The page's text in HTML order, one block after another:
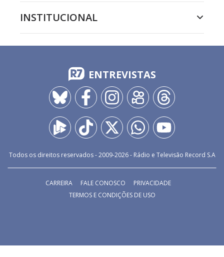
INSTITUCIONAL
ENTREVISTAS
Todos os direitos reservados - 2009-2026- Rádio e Televisão Record S.A
CARREIRA FALE CONOSCO
PRIVACIDADE
TERMOS E CONDIÇÕES DE USO